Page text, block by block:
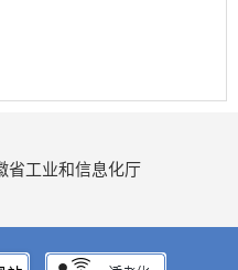
省工业和信息化厅